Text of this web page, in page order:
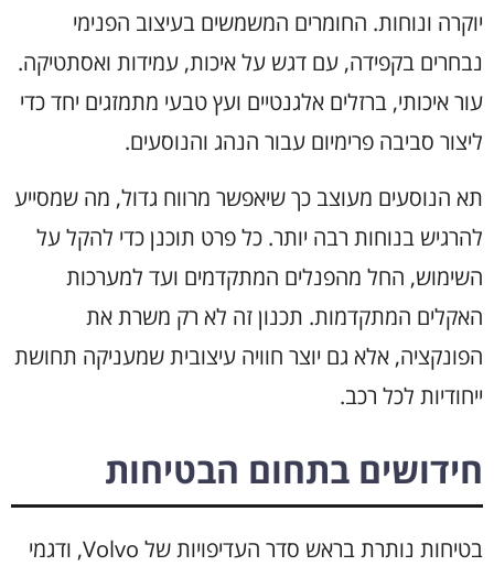
יוקרה ונוחות. החומרים המשמשים בעיצוב הפנימי
נבחרים בקפידה, עם דגש על איכות, עמידות ואסתטיקה.
עור איכותי, ברזלים אלגנטיים ועץ טבעי מתמזגים יחד כדי
ליצור סביבה פרימיום עבור הנהג והנוסעים.
תא הנוסעים מעוצב כך שיאפשר מרווח גדול, מה שמסייע
להרגיש בנוחות רבה יותר. כל פרט תוכנן כדי להקל על
השימוש, החל מהפנלים המתקדמים ועד למערכות
האקלים המתקדמות. תכנון זה לא רק משרת את
הפונקציה, אלא גם יוצר חוויה עיצובית שמעניקה תחושת
ייחודיות לכל רכב.
חידושים בתחום הבטיחות
בטיחות נותרת בראש סדר העדיפויות של Volvo, ודגמי